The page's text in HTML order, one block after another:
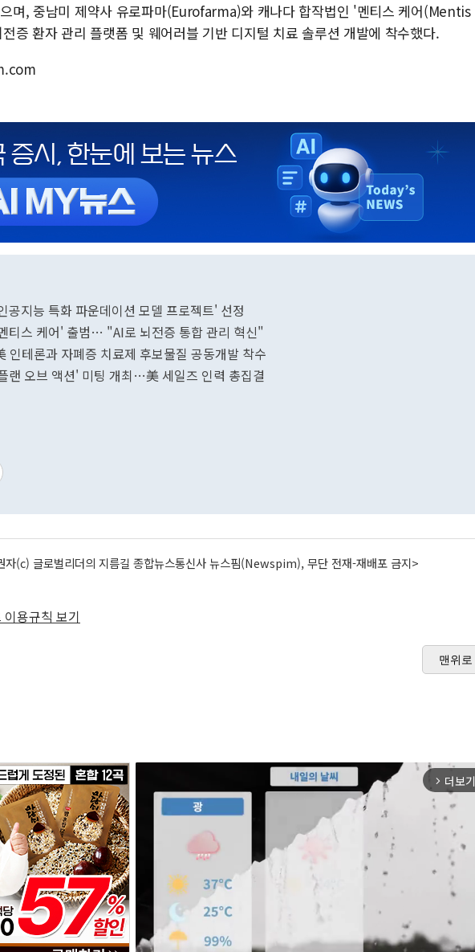
며, 중남미 제약사 유로파마(Eurofarma)와 캐나다 합작법인 '멘티스 케어(Mentis
증 환자 관리 플랫폼 및 웨어러블 기반 디지털 치료 솔루션 개발에 착수했다.
공지능 특화 파운데이션 모델 프로젝트' 선정
티스 케어' 출범… "AI로 뇌전증 통합 관리 혁신"
인테론과 자폐증 치료제 후보물질 공동개발 착수
랜 오브 액션' 미팅 개최…美 세일즈 인력 총집결
자(c) 글로벌리더의 지름길 종합뉴스통신사 뉴스핌(Newspim), 무단 전재-재배포 금지>
용규칙 보기
맨위로
arrow_forward_ios 더보기